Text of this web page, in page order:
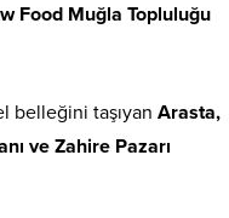
Food Muğla Topluluğu
belleğini taşıyan Arasta,
ve Zahire Pazarı